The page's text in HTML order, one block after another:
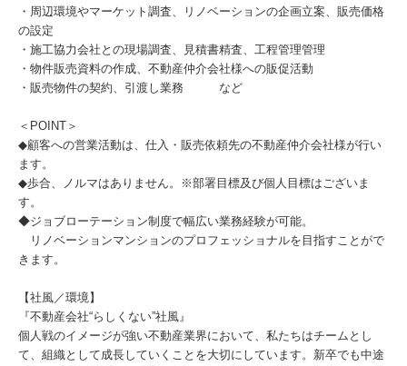
・周辺環境やマーケット調査、リノベーションの企画立案、販売価格
の設定
・施工協力会社との現場調査、見積書精査、工程管理管理
・物件販売資料の作成、不動産仲介会社様への販促活動
・販売物件の契約、引渡し業務 など
＜POINT＞
◆顧客への営業活動は、仕入・販売依頼先の不動産仲介会社様が行い
ます。
◆歩合、ノルマはありません。※部署目標及び個人目標はございま
す。
◆ジョブローテーション制度で幅広い業務経験が可能。
リノベーションマンションのプロフェッショナルを目指すことがで
きます。
【社風／環境】
『不動産会社“らしくない”社風』
個人戦のイメージが強い不動産業界において、私たちはチームとし
て、組織として成長していくことを大切にしています。新卒でも中途